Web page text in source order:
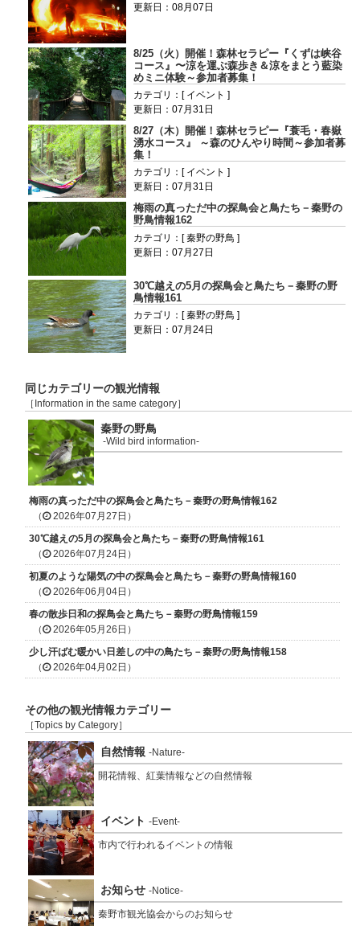
更新日：08月07日
8/25（火）開催！森林セラピー『くずは峡谷
コース』〜涼を運ぶ森歩き＆涼をまとう藍染
めミニ体験～参加者募集！
カテゴリ：[ イベント ]
更新日：07月31日
8/27（木）開催！森林セラピー『蓑毛・春嶽
湧水コース』 ～森のひんやり時間～参加者募
集！
カテゴリ：[ イベント ]
更新日：07月31日
梅雨の真っただ中の探鳥会と鳥たち－秦野の
野鳥情報162
カテゴリ：[ 秦野の野鳥 ]
更新日：07月27日
30℃越えの5月の探鳥会と鳥たち－秦野の野
鳥情報161
カテゴリ：[ 秦野の野鳥 ]
更新日：07月24日
同じカテゴリーの観光情報
［Information in the same category］
秦野の野鳥
-Wild bird information-
梅雨の真っただ中の探鳥会と鳥たち－秦野の野鳥情報162
（
2026年07月27日）
30℃越えの5月の探鳥会と鳥たち－秦野の野鳥情報161
（
2026年07月24日）
初夏のような陽気の中の探鳥会と鳥たち－秦野の野鳥情報160
（
2026年06月04日）
春の散歩日和の探鳥会と鳥たち－秦野の野鳥情報159
（
2026年05月26日）
少し汗ばむ暖かい日差しの中の鳥たち－秦野の野鳥情報158
（
2026年04月02日）
その他の観光情報カテゴリー
［Topics by Category］
自然情報 -Nature-
開花情報、紅葉情報などの自然情報
イベント -Event-
市内で行われるイベントの情報
お知らせ -Notice-
秦野市観光協会からのお知らせ